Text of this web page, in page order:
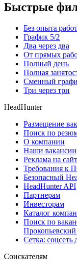
Быстрые
Без опыта
График 5/2
Два через два
От прямых
Полный день
Полная
Сменный
Три через три
HeadHunter
Размещение
Поиск по
О компании
Наши вакансии
Реклама на
Требования к
Безопасный
HeadHunter API
Партнерам
Инвесторам
Каталог
Поиск по
Сетка: соцсеть
Соискателям